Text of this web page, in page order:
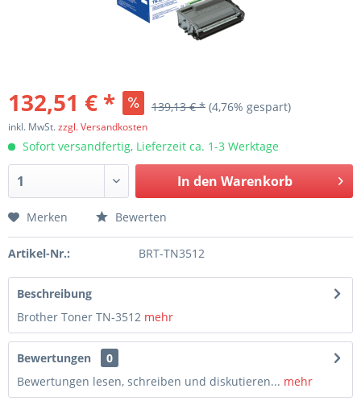
132,51 € * 139,13 € * (4,76% gespart)
inkl. MwSt.zzgl. Versandkosten
Sofort versandfertig, Lieferzeit ca. 1-3 Werktage
In den Warenkorb
Merken Bewerten
Artikel-Nr.: BRT-TN3512
Beschreibung
Brother Toner TN-3512 mehr
Bewertungen
0
Bewertungen lesen, schreiben und diskutieren... mehr